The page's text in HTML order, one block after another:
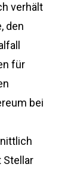
verhält
den
für
bei
Stellar